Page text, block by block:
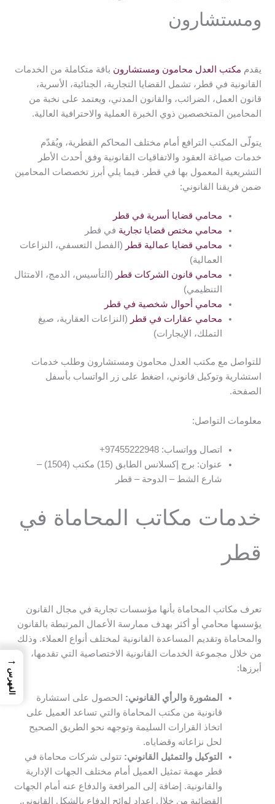
ومستشارون
يقدم مكتب العدل محامون ومستشارون باقة متكاملة من الخدمات
القانونية في قطر، تشمل القضايا التجارية، الجنائية، الأسرية،
قانون العمل، الضرائب، والقانون المدني، ويعتمد على نخبة من
المحامين المتخصصين ذوي الخبرة العملية والاحترافية العالية.
يتولّى المكتب الترافع أمام مختلف المحاكم القطرية، ويُقدّم
خدمات صياغة العقود والاتفاقيات القانونية وفق أحدث الأطر
التشريعية المعمول بها في قطر. فيما يلي أبرز تخصصات المحامين
ضمن فريقنا القانوني:
محامي قضايا أسرية في قطر
محامي مختص قضايا تجارية في قطر
محامي قضايا عمالية قطر (الفصل التعسفي، النزاعات
العمالية)
محامي قانون الشركات قطر (التأسيس، الدمج، الامتثال
التنظيمي)
محامي أحوال شخصية في قطر
محامي عقارات في قطر (النزاعات العقارية، صيغ
التملك، الإيجارات)
للتواصل مع مكتب العدل محامون ومستشارون وطلب خدمات
استشارية وتوكيل قانوني، اضغط على زر الواتساب بأسفل
الصفحة.
معلومات التواصل:
اتصال وواتساب: ⁦+97455222948
عنوان: برج إكسلانس الطابق (15) مكتب (1504) –
شارع الشط – الدوحة – قطر
خدمات مكاتب المحاماة في
قطر
تعرف مكاتب المحاماة بأنها مؤسسات تجارية في مجال القانون
يؤسسها محامي أو أكثر بهدف ممارسة الأعمال المرتبطة بالقانون
والمحاماة وتقديم المساعدة القانونية لمختلف أنواع العملاء. وذلك
من خلال مجموعة الخدمات القانونية الاختصاصية التي تقدمها،
أبرزها:
المشورة والرأي القانوني:
الحصول على استشارة
قانونية من مكتب المحاماة والتي تساعد العميل على
اتخاذ القرارات السليمة وتوجهه نحو الطريق الصحيح
لحل نزاعاته وقضاياه.
التوكيل والتمثيل القانوني:تتولى شركات محاماة في
قطر مهمة تمثيل العميل أمام مختلف الجهات الإدارية
والقانونية. إضافة إلى المرافعة والدفاع عنه أمام الجهات
القضائية من خلال إعداد لوائح الدفاع بالشكل القانوني.
→
الفهرس